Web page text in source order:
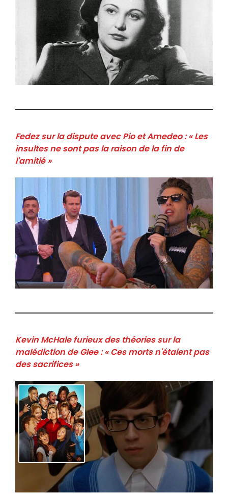
Fedez sur la dispute avec Pio et Amedeo : « Les
insultes ne sont pas la raison de la fin de
l'amitié »
Kevin McHale furieux des théories sur la
malédiction de Glee : « Ces morts n'étaient pas
des sacrifices »